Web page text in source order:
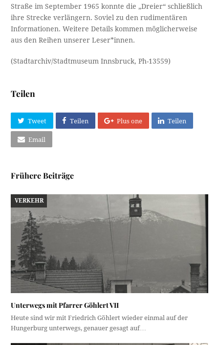
Straße im September 1965 konnte die „Dreier“ schließlich
ihre Strecke verlängern. Soviel zu den rudimentären
Informationen. Weitere Details kommen möglicherweise
aus den Reihen unserer Leser*innen.
(Stadtarchiv/Stadtmuseum Innsbruck, Ph-13559)
Teilen
Tweet Teilen Plus one Teilen
Email
Frühere Beiträge
VERKEHR
Unterwegs mit Pfarrer Göhlert VII
Heute sind wir mit Friedrich Göhlert wieder einmal auf der
Hungerburg unterwegs, genauer gesagt auf…